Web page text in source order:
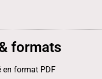
formats
en format PDF